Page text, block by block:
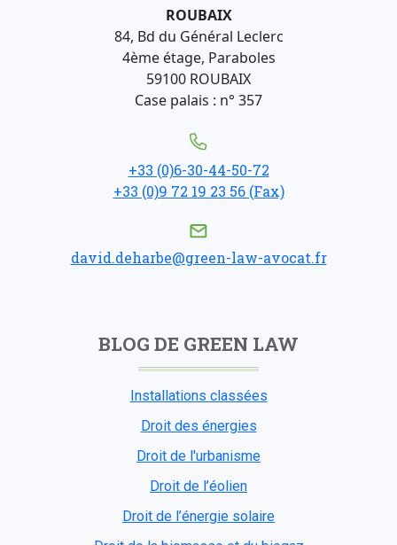
ROUBAIX
84, Bd du Général Leclerc
4ème étage, Paraboles
59100 ROUBAIX
Case palais : n° 357
+33 (0)6-30-44-50-72
+33 (0)9 72 19 23 56 (Fax)
david.deharbe@green-law-avocat.fr
BLOG DE GREEN LAW
Installations classées
Droit des énergies
Droit de l'urbanisme
Droit de l’éolien
Droit de l’énergie solaire